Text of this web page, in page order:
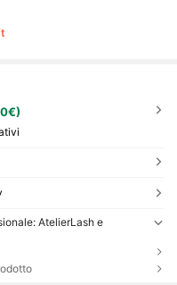
AtelierLash e